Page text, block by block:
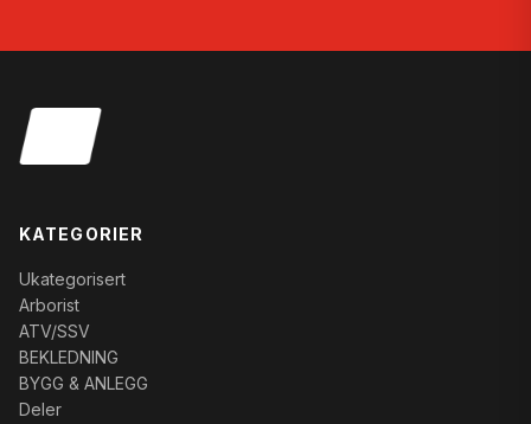
KATEGORIER
Ukategorisert
Arborist
ATV/SSV
BEKLEDNING
BYGG & ANLEGG
Deler